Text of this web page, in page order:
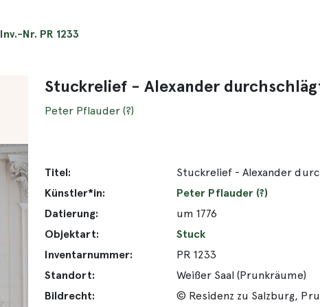
Inv.-Nr. PR 1233
Stuckrelief - Alexander
Peter Pflauder (?)
Titel:
Stuckrelief - Alexander
Künstler*in:
Peter Pflauder (?)
Datierung:
um 1776
Objektart:
Stuck
Inventarnummer:
PR 1233
Standort:
Weißer Saal (Prunkräume)
Bildrecht:
© Residenz zu Salzburg,